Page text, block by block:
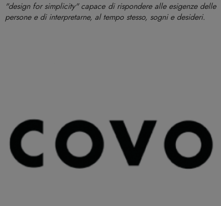
"design for simplicity" capace di rispondere alle esigenze delle
persone e di interpretarne, al tempo stesso, sogni e desideri.